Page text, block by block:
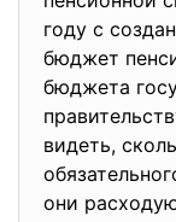
году с
бюджет
бюджета
видеть,
они